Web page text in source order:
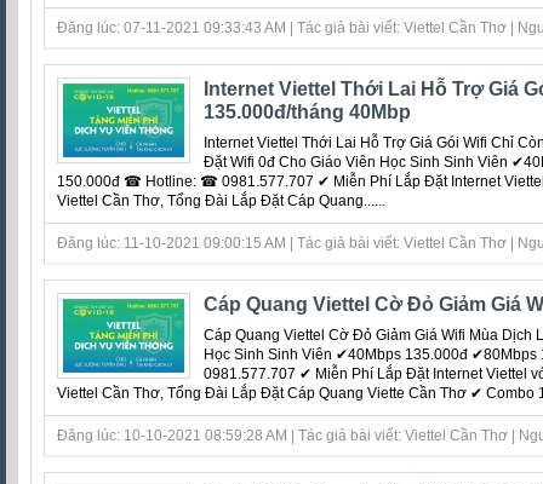
Đăng lúc: 07-11-2021 09:33:43 AM | Tác giả bài viết: Viettel Cần Thơ |
Internet Viettel Thới Lai Hỗ Trợ Giá
135.000đ/tháng 40Mbp
Internet Viettel Thới Lai Hỗ Trợ Giá Gói Wifi Chỉ
Đặt Wifi 0đ Cho Giáo Viên Học Sinh Sinh Viên
150.000đ ☎ Hotline: ☎ 0981.577.707 ✔ Miễn Phí Lắp Đặt Internet
Viettel Cần Thơ, Tổng Đài Lắp Đặt Cáp Quang......
Đăng lúc: 11-10-2021 09:00:15 AM | Tác giả bài viết: Viettel Cần Thơ |
Cáp Quang Viettel Cờ Đỏ Giảm Giá
Cáp Quang Viettel Cờ Đỏ Giảm Giá Wifi Mùa Dịch
Học Sinh Sinh Viên ✔40Mbps 135.000đ
0981.577.707 ✔ Miễn Phí Lắp Đặt Internet Viettel
Viettel Cần Thơ, Tổng Đài Lắp Đặt Cáp Quang Viette Cần Thơ ✔ Combo
Đăng lúc: 10-10-2021 08:59:28 AM | Tác giả bài viết: Viettel Cần Thơ |